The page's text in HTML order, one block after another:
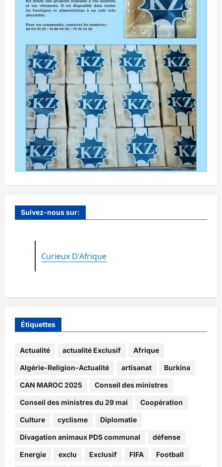
Suivez-nous sur:
Curieux D'Afrique
Étiquettes
Actualité actualité Exclusif Afrique
Algérie-Religion-Actualité artisanat Burkina
CAN MAROC 2025 Conseil des ministres
Conseil des ministres du 29 mai Coopération
Culture cyclisme Diplomatie
Divagation animaux PDS communal défense
Energie exclu Exclusif FIFA Football